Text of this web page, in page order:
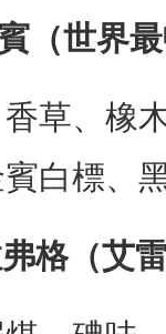
（世界
草、橡
白標、
格（艾